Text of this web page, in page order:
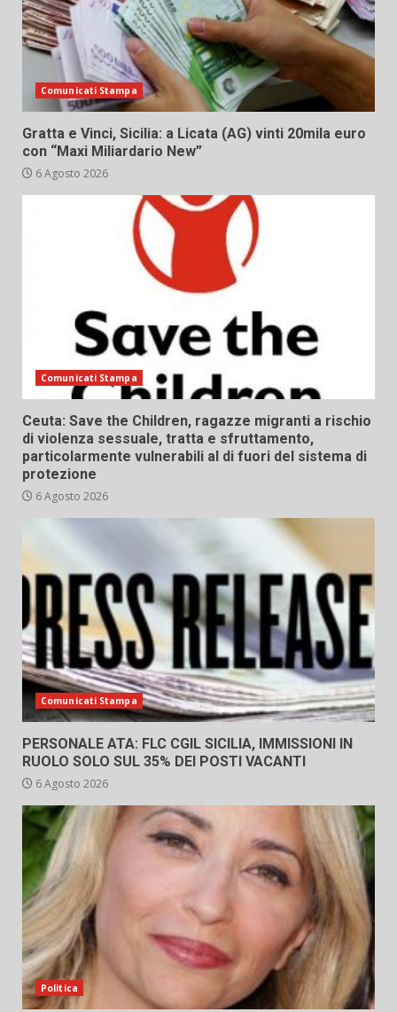
Comunicati Stampa
Gratta e Vinci, Sicilia: a Licata (AG) vinti 20mila euro
con “Maxi Miliardario New”
6 Agosto 2026
Comunicati Stampa
Ceuta: Save the Children, ragazze migranti a rischio
di violenza sessuale, tratta e sfruttamento,
particolarmente vulnerabili al di fuori del sistema di
protezione
6 Agosto 2026
Comunicati Stampa
PERSONALE ATA: FLC CGIL SICILIA, IMMISSIONI IN
RUOLO SOLO SUL 35% DEI POSTI VACANTI
6 Agosto 2026
Politica